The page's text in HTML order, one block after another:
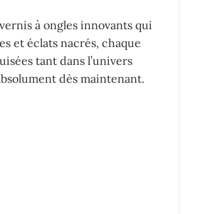
à ongles innovants qui
et éclats nacrés, chaque
tant dans l’univers
dès maintenant.